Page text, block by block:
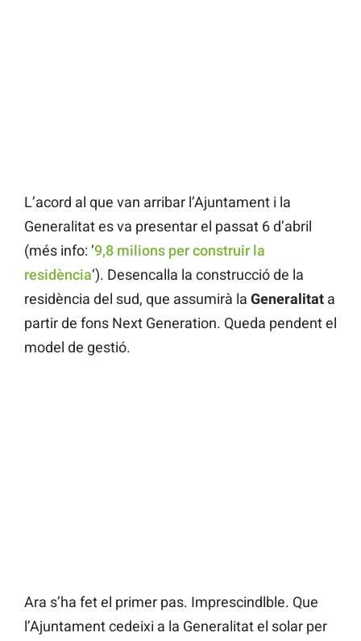
L’acord al que van arribar l’Ajuntament i la
Generalitat es va presentar el passat 6 d’abril
(més info: ‘9,8 milions per construir la
residència‘). Desencalla la construcció de la
residència del sud, que assumirà la Generalitat a
partir de fons Next Generation. Queda pendent el
model de gestió.
Ara s’ha fet el primer pas. Imprescindlble. Que
l’Ajuntament cedeixi a la Generalitat el solar per